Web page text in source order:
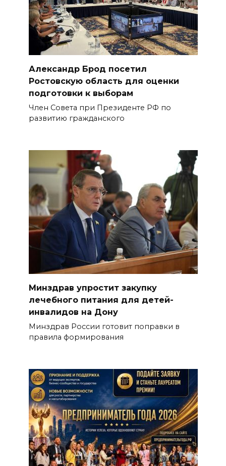
Александр Брод посетил
Ростовскую область для оценки
подготовки к выборам
Член Совета при Президенте РФ по
развитию гражданского
Минздрав упростит закупку
лечебного питания для детей-
инвалидов на Дону
Минздрав России готовит поправки в
правила формирования